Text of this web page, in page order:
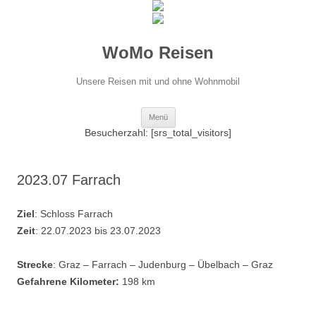
WoMo Reisen
Unsere Reisen mit und ohne Wohnmobil
Menü
springen
Besucherzahl: [srs_total_visitors]
2023.07 Farrach
Ziel: Schloss Farrach
Zeit: 22.07.2023 bis 23.07.2023
Strecke: Graz – Farrach – Judenburg – Übelbach – Graz
Gefahrene Kilometer: 198 km